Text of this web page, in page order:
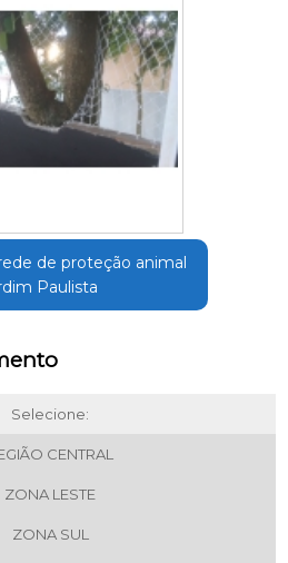
de proteção animal
Paulista
Selecione:
CENTRAL
ZONA LESTE
ZONA SUL